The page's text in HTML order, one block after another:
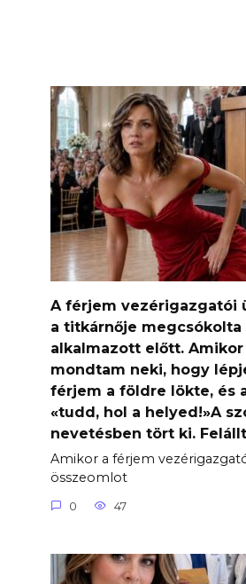
A férjem vezérigazgatói
a titkárnője megcsókolta
alkalmazott előtt.
mondtam neki, hogy
férjem a földre lökte, és
«tudd, hol a helyed!»A
nevetésben tört ki.
Amikor a férjem
összeomlot
0 47